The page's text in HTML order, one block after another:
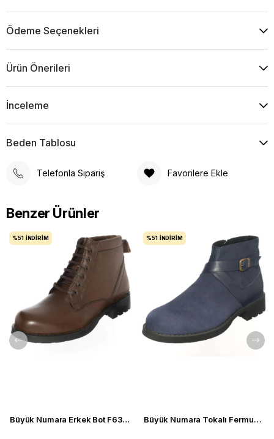
Ödeme Seçenekleri
Ürün Önerileri
İnceleme
Beden Tablosu
Telefonla Sipariş Favorilere Ekle
Benzer Ürünler
Büyük Numara Erkek Bot F632 Kahve
%51 İNDIRIM
Büyük Numara Tokalı Fermuarlı Bot CS623 Lacivert
%51 İNDIRIM